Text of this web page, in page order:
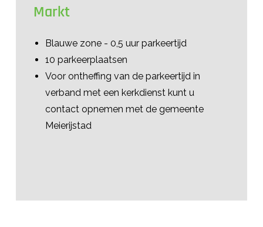
Markt
Blauwe zone - 0,5 uur parkeertijd
10 parkeerplaatsen
Voor ontheffing van de parkeertijd in
verband met een kerkdienst kunt u
contact opnemen met de gemeente
Meierijstad